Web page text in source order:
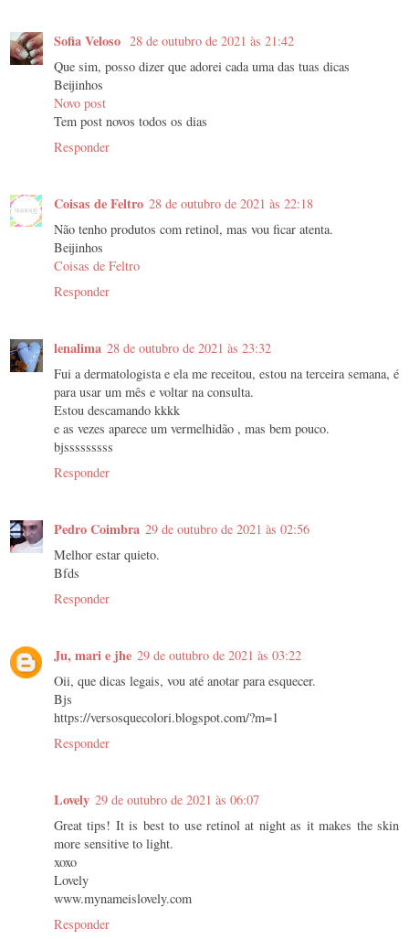
Sofia Veloso 28 de outubro de 2021 às 21:42
Que sim, posso dizer que adorei cada uma das tuas dicas
Beijinhos
Novo post
Tem post novos todos os dias
Responder
Coisas de Feltro 28 de outubro de 2021 às 22:18
Não tenho produtos com retinol, mas vou ficar atenta.
Beijinhos
Coisas de Feltro
Responder
lenalima 28 de outubro de 2021 às 23:32
Fui a dermatologista e ela me receitou, estou na terceira semana, é
para usar um mês e voltar na consulta.
Estou descamando kkkk
e as vezes aparece um vermelhidão , mas bem pouco.
bjsssssssss
Responder
Pedro Coimbra 29 de outubro de 2021 às 02:56
Melhor estar quieto.
Bfds
Responder
Ju, mari e jhe 29 de outubro de 2021 às 03:22
Oii, que dicas legais, vou até anotar para esquecer.
Bjs
https://versosquecolori.blogspot.com/?m=1
Responder
Lovely 29 de outubro de 2021 às 06:07
Great tips! It is best to use retinol at night as it makes the skin
more sensitive to light.
xoxo
Lovely
www.mynameislovely.com
Responder